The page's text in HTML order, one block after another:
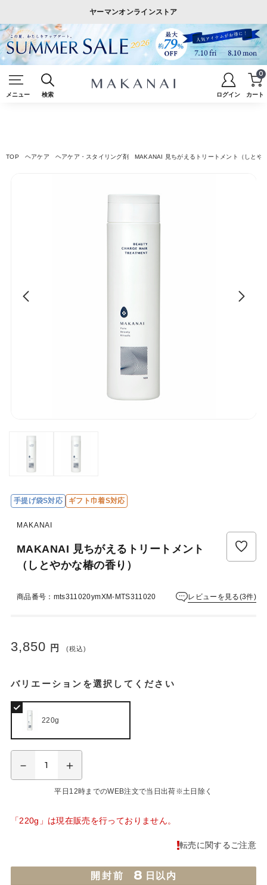
ヤーマンオンラインストア
メニュー 検索 ログイン カート
0
TOP ヘアケア ヘアケア・スタイリング剤 MAKANAI 見ちがえるトリートメント（しとや
手提げ袋S対応 ギフト巾着S対応
MAKANAI
MAKANAI 見ちがえるトリートメント
（しとやかな椿の香り）
商品番号：mts311020ymXM-MTS311020 レビューを見る(3件)
3,850 円 (税込)
バリエーションを選択してください
220g
平日12時までのWEB注文で当日出荷※土日除く
「220g」は現在販売を行っておりません。
転売に関するご注意
開封前 8 日以内